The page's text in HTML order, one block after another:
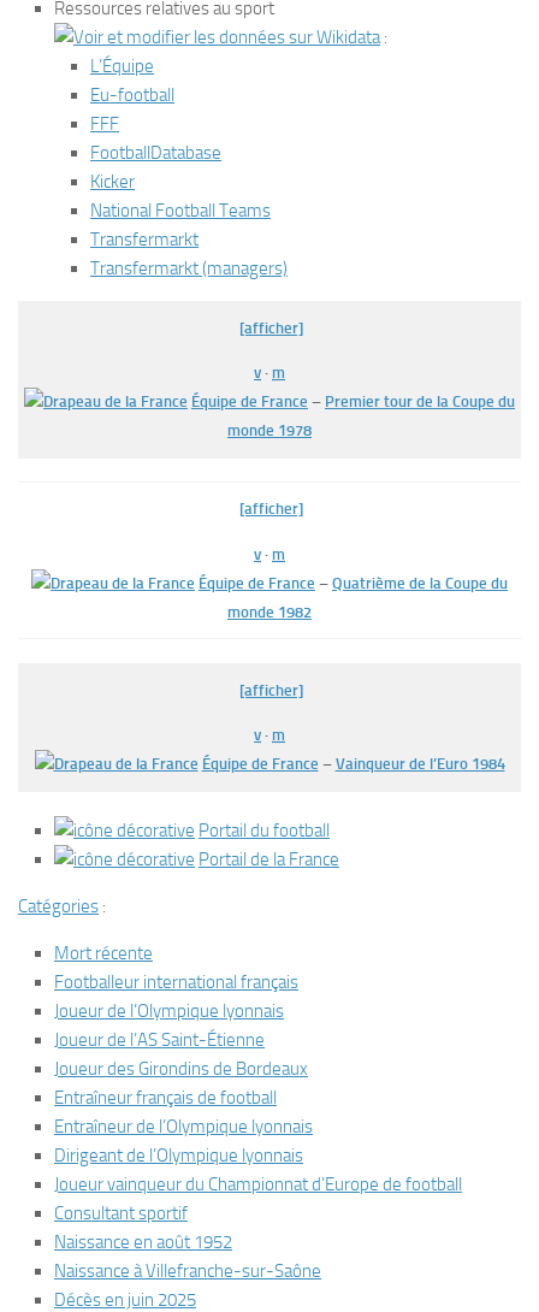
Ressources relatives au sport
:
L’Équipe
Eu-football
FFF
FootballDatabase
Kicker
National Football Teams
Transfermarkt
Transfermarkt(managers)
[afficher]
v · m
Équipe de France – Premier tour de la Coupe du
monde 1978
[afficher]
v · m
Équipe de France – Quatrième de la Coupe du
monde 1982
[afficher]
v · m
Équipe de France – Vainqueur de l’Euro 1984
Portail du football
Portail de la France
Catégories :
Mort récente
Footballeur international français
Joueur de l’Olympique lyonnais
Joueur de l’AS Saint-Étienne
Joueur des Girondins de Bordeaux
Entraîneur français de football
Entraîneur de l’Olympique lyonnais
Dirigeant de l’Olympique lyonnais
Joueur vainqueur du Championnat d’Europe de football
Consultant sportif
Naissance en août 1952
Naissance à Villefranche-sur-Saône
Décès en juin 2025